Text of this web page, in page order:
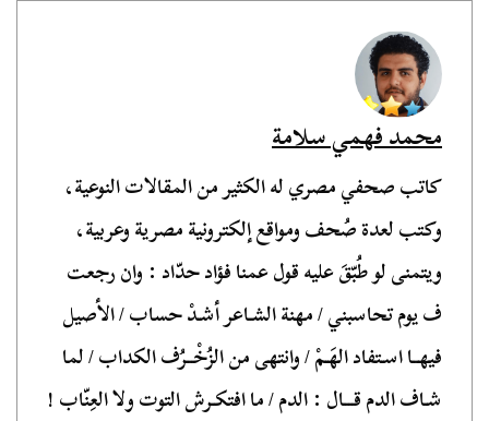
محمد فهمي سلامة
كاتب صحفي مصري له الكثير من المقالات النوعية،
وكتب لعدة صُحف ومواقع إلكترونية مصرية وعربية،
ويتمنى لو طُبّقَ عليه قول عمنا فؤاد حدّاد : وان رجعت
ف يوم تحاسبني / مهنة الشـاعر أشـدْ حساب / الأصيل
فيهــا اسـتفاد الهَـمْ / وانتهى من الزُخْــرُف الكداب / لما
شـاف الدم قـــال : الدم / ما افتكـرش التوت ولا العِنّاب !